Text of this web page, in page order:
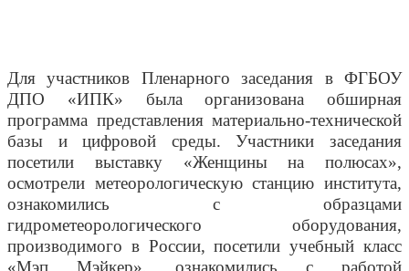
Для участников Пленарного заседания в ФГБОУ
ДПО «ИПК» была организована обширная
программа представления материально-технической
базы и цифровой среды. Участники заседания
посетили выставку «Женщины на полюсах»,
осмотрели метеорологическую станцию института,
ознакомились с образцами
гидрометеорологического оборудования,
производимого в России, посетили учебный класс